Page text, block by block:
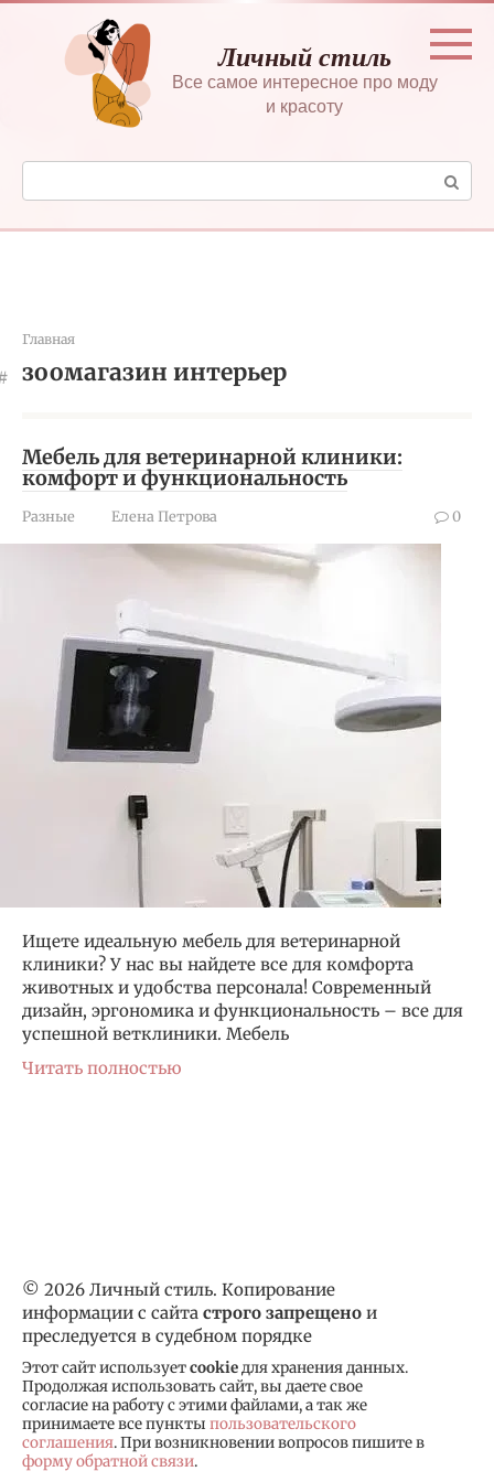
Перейти
контенту
Личный стиль
Все самое интересное про моду
и красоту
Поиск:
Главная
зоомагазин интерьер
Мебель для ветеринарной клиники:
комфорт и функциональность
Разные Елена Петрова 0
Ищете идеальную мебель для ветеринарной
клиники? У нас вы найдете все для комфорта
животных и удобства персонала! Современный
дизайн, эргономика и функциональность – все для
успешной ветклиники. Мебель
Читать полностью
© 2026 Личный стиль. Копирование
информации с сайта строго запрещено и
преследуется в судебном порядке
Этот сайт используетcookieдля хранения данных.
Продолжая использовать сайт, вы даете свое
согласие на работу с этими файлами, а так же
принимаете все пункты пользовательского
соглашения. При возникновении вопросов пишите в
форму обратной связи.